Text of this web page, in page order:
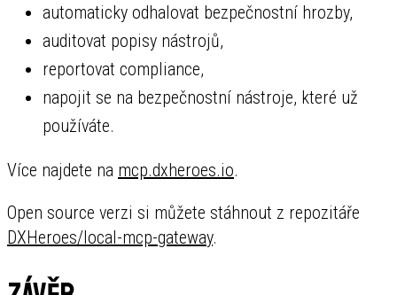
automaticky odhalovat bezpečnostní hrozby,
auditovat popisy nástrojů,
reportovat compliance,
napojit se na bezpečnostní nástroje, které už
používáte.
Více najdete na mcp.dxheroes.io.
Open source verzi si můžete stáhnout z repozitáře
DXHeroes/local-mcp-gateway.